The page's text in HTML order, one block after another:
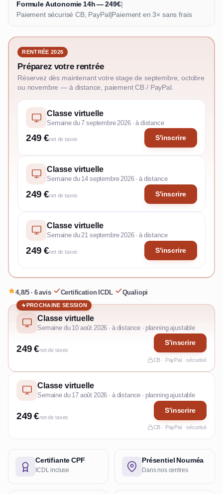
Formule Autonomie 14h — 249€|
Paiement sécurisé CB, PayPal|Paiement en 3× sans frais
RENTRÉE 2026
Préparez votre rentrée
Réservez dès maintenant votre stage de septembre, octobre
ou novembre — à distance, paiement CB / PayPal.
Classe virtuelle
Semaine du 7 septembre 2026 · à distance
249 €net de taxes S'inscrire
Classe virtuelle
Semaine du 14 septembre 2026 · à distance
249 €net de taxes S'inscrire
Classe virtuelle
Semaine du 21 septembre 2026 · à distance
249 €net de taxes S'inscrire
4,8/5 · 6 avis· Certification ICDL· Qualiopi
PROCHAINE SESSION
Classe virtuelle
Semaine du 10 août 2026 · à distance · planning ajustable
249 €net de taxes
S'inscrire
CB · PayPal · sécurisé
Classe virtuelle
Semaine du 17 août 2026 · à distance · planning ajustable
249 €net de taxes
S'inscrire
CB · PayPal · sécurisé
Certifiante CPF
ICDL incluse
Présentiel Nouméa
Dans nos centres